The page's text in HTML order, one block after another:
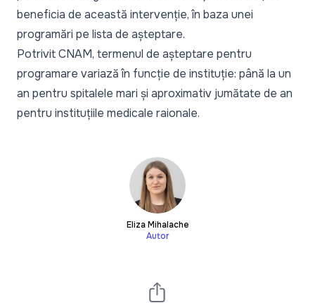
beneficia de această intervenție, în baza unei
programări pe lista de așteptare.
Potrivit CNAM, termenul de așteptare pentru
programare variază în funcție de instituție: până la un
an pentru spitalele mari și aproximativ jumătate de an
pentru instituțiile medicale raionale.
Eliza Mihalache
Autor